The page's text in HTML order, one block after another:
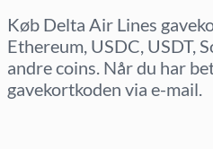
Køb Delta Air Lines
Ethereum, USDC, USDT,
andre coins. Når du har
gavekortkoden via e-mail.